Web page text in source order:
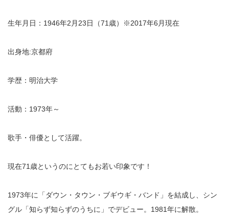
生年月日：1946年2月23日（71歳）※2017年6月現在
出身地:京都府
学歴：明治大学
活動：1973年～
歌手・俳優として活躍。
現在71歳というのにとてもお若い印象です！
1973年に「ダウン・タウン・ブギウギ・バンド」を結成し、シン
グル「知らず知らずのうちに」でデビュー。1981年に解散。